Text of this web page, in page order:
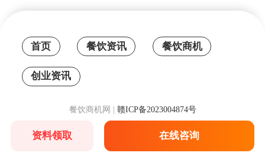
资料领取 在线咨询
首页 餐饮资讯 餐饮商机
创业资讯
餐饮商机网 | 赣ICP备2023004874号